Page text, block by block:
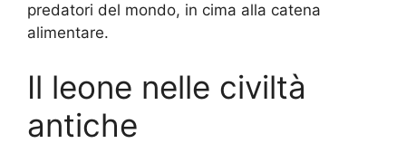
predatori del mondo, in cima alla catena
alimentare.
Il leone nelle civiltà
antiche